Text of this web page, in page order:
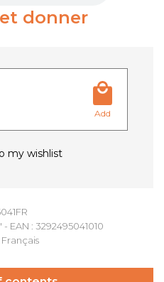
donner
EAN : 3292495041010
Add
my wishlist